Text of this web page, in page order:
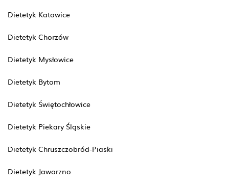
Dietetyk Katowice
Dietetyk Chorzów
Dietetyk Mysłowice
Dietetyk Bytom
Dietetyk Świętochłowice
Dietetyk Piekary Śląskie
Dietetyk Chruszczobród-Piaski
Dietetyk Jaworzno